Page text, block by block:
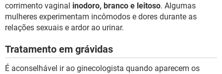
corrimento vaginal inodoro, branco e leitoso. Algumas
mulheres experimentam incômodos e dores durante as
relações sexuais e ardor ao urinar.
Tratamento em grávidas
É aconselhável ir ao ginecologista quando aparecem os